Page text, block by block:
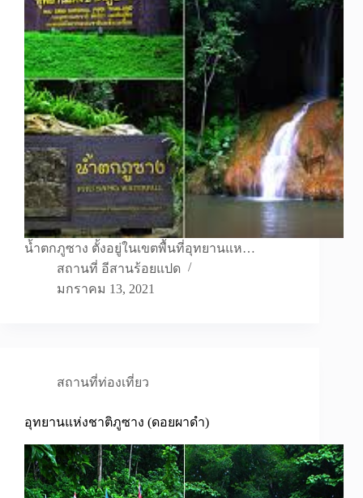
น้ำตกภูซาง ตั้งอยู่ในเขตพื้นที่อุทยานแห…
สถานที่ อีสานร้อยแปด
มกราคม 13, 2021
สถานที่ท่องเที่ยว
อุทยานแห่งชาติภูซาง (ดอยผาดำ)